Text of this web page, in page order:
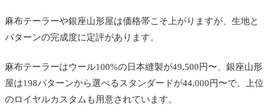
麻布テーラーや銀座山形屋は価格帯こそ上がりますが、生地と
パターンの完成度に定評があります。
麻布テーラーはウール100%の日本縫製が49,500円〜、銀座山形
屋は198パターンから選べるスタンダードが44,000円〜で、上位
のロイヤルカスタムも用意されています。